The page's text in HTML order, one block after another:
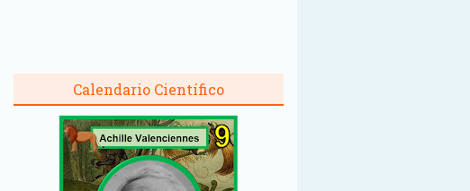
Calendario Científico